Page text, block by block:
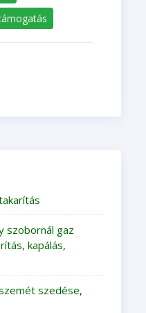
szobornál gaz
kapálás,
szedése,